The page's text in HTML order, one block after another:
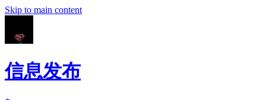
Skip to main content
信息发布